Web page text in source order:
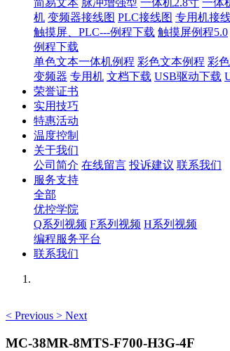
简易文本 脉冲增强型 一体机2.8寸 一体
机 变频器接线图 PLC接线图 专用机接
触摸屏、PLC---例程下载 触摸屏例程5.0
例程下载
单色文本一体机例程 彩色文本例程 彩
变频器 专用机 文档下载 USB驱动下载
荣誉证书
实用技巧
特惠活动
温度控制
关于我们
公司简介 在线留言 投诉建议 联系我们
服务支持
全部
优控学院
Q系列视频 F系列视频 H系列视频
编程服务平台
联系我们
< Previous > Next
MC-38MR-8MTS-F700-H3G-4F